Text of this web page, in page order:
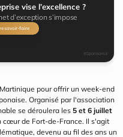
vise l’excellence ?
d’exception s’impose
savoir-faire
#Sponsorisé
pour offrir un week-end
se déroulera les 5 et 6 juillet
cœur de Fort-de-France. Il s'agit
devenu au fil des ans un